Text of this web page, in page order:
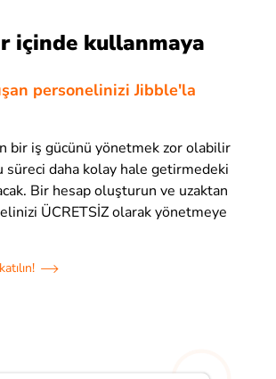
içinde kullanmaya
personelinizi Jibble'la
bir iş gücünü yönetmek zor olabilir
süreci daha kolay hale getirmedeki
Bir hesap oluşturun ve uzaktan
ÜCRETSİZ olarak yönetmeye